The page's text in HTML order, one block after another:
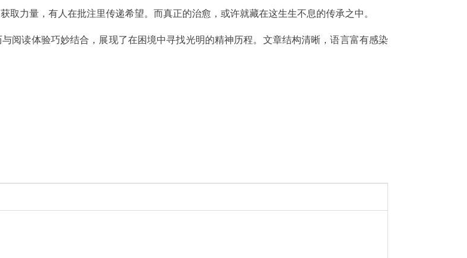
取力量，有人在批注里传递希望。而真正的治愈，或许就藏在这生生不息的传承之中。
阅读体验巧妙结合，展现了在困境中寻找光明的精神历程。文章结构清晰，语言富有感染